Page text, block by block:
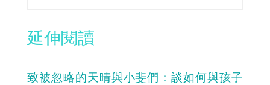
延伸閱讀
致被忽略的天晴與小斐們：談如何與孩子